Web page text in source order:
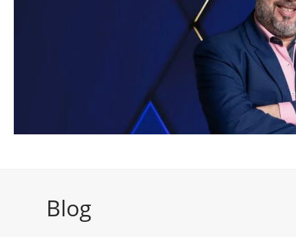
Blog